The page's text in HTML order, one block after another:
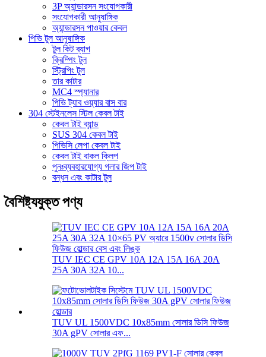
3P অ্যান্ডারসন সংযোগকারী
সংযোগকারী আনুষাঙ্গিক
অ্যান্ডারসন পাওয়ার কেবল
পিভি টুল আনুষাঙ্গিক
টুল কিট ব্যাগ
ক্রিম্পিং টুল
স্ট্রিপিং টুল
তার কাটার
MC4 স্প্যানার
পিভি ট্যাব ওয়্যার বাস বার
304 স্টেইনলেস স্টিল কেবল টাই
কেবল টাই ব্যান্ড
SUS 304 কেবল টাই
পিভিসি লেপা কেবল টাই
কেবল টাই বাকল ক্লিপ
পুনঃব্যবহারযোগ্য গলার জিপ টাই
বন্ধন এবং কাটার টুল
বৈশিষ্ট্যযুক্ত পণ্য
TUV IEC CE GPV 10A 12A 15A 16A 20A
25A 30A 32A 10...
TUV UL 1500VDC 10x85mm সোলার ডিসি ফিউজ
30A gPV সোলার এফ...